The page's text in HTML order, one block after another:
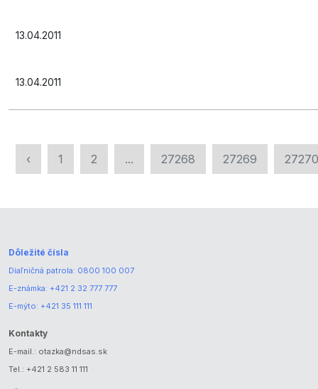
13.04.2011
13.04.2011
‹ 1 2 ... 27268 27269 27270
Dôležité čísla
Diaľničná patrola: 0800 100 007
E-známka: +421 2 32 777 777
E-mýto: +421 35 111 111
Kontakty
E-mail.: otazka@ndsas.sk
Tel.: +421 2 583 11 111